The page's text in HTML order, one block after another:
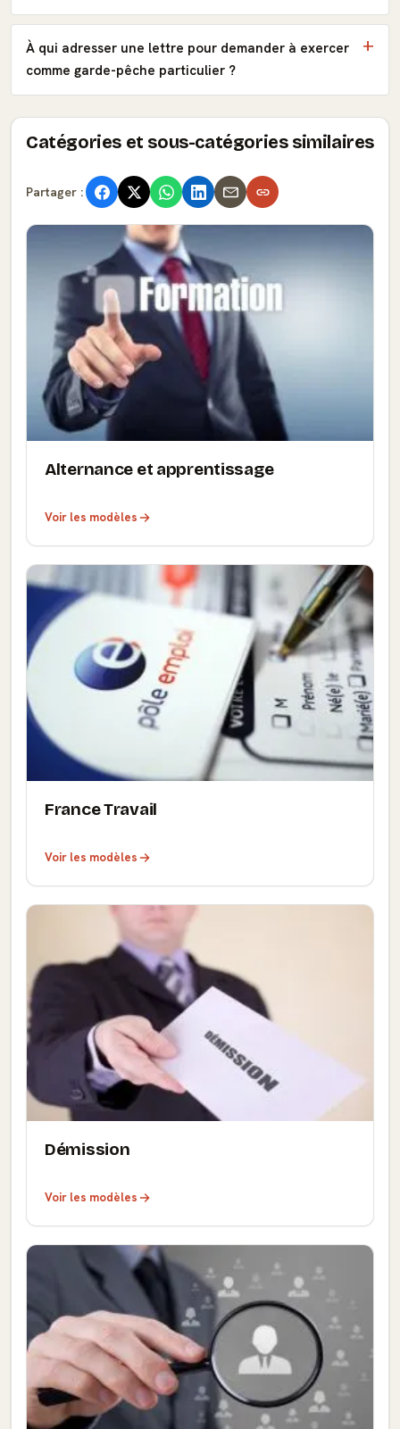
À qui adresser une lettre pour demander à exercer
comme garde-pêche particulier ?
Catégories et sous-catégories similaires
Partager :
Alternance et apprentissage
Voir les modèles
France Travail
Voir les modèles
Démission
Voir les modèles